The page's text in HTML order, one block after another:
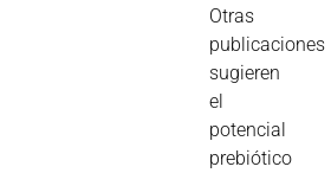
Otras
publicaciones
sugieren
el
potencial
prebiótico